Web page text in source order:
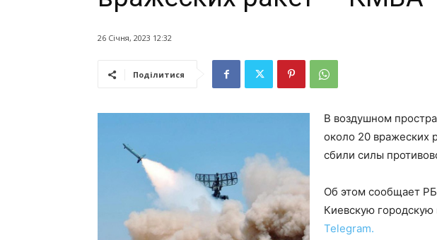
26 Січня, 2023 12:32
Поділитися
В воздушном
около 20 вражеских
сбили силы
Об этом сообщает
Киевскую
Telegram.